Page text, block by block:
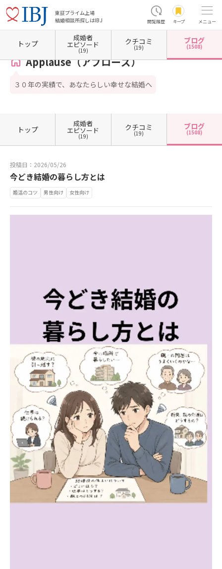
東証プライム上場
結婚相談所探しはIBJ
閲覧履歴 キープ メニュー
ホーム 鳥取県の結婚相談所 鳥取県鳥取市 Applause（アプローズ） カウンセラーブ
Applause（アプローズ）
３０年の実績で、あなたらしい幸せな結婚へ
トップ
成婚者
エピソード
(19)
クチコミ
(19)
ブログ
(1508)
トップ
成婚者
エピソード
(19)
クチコミ
(19)
ブログ
(1508)
投稿日：2026/05/26
今どき結婚の暮らし方とは
婚活のコツ 男性向け 女性向け